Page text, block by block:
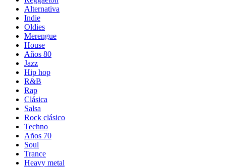
Alternativa
Indie
Oldies
Merengue
House
Años 80
Jazz
Hip hop
R&B
Rap
Clásica
Salsa
Rock clásico
Techno
Años 70
Soul
Trance
Heavy metal